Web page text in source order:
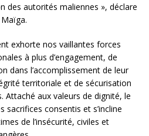
des autorités maliennes », déclare
exhorte nos vaillantes forces
à plus d’engagement, de
dans l’accomplissement de leur
territoriale et de sécurisation
Attaché aux valeurs de dignité, le
sacrifices consentis et s’incline
de l’insécurité, civiles et